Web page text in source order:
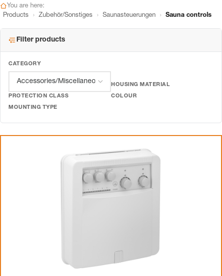
You are here:
Products
› Zubehör/Sonstiges › Saunasteuerungen › Sauna controls
Filter products
CATEGORY
HOUSING MATERIAL
PROTECTION CLASS COLOUR
MOUNTING TYPE